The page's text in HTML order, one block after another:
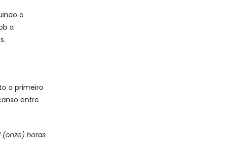
o
a
o primeiro
entre
(onze) horas